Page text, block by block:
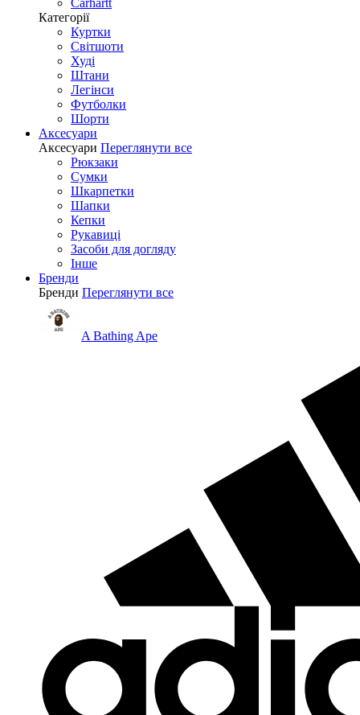
Carhartt
Категорії
Куртки
Світшоти
Худі
Штани
Легінси
Футболки
Шорти
Аксесуари
Аксесуари Переглянути все
Рюкзаки
Сумки
Шкарпетки
Шапки
Кепки
Рукавиці
Засоби для догляду
Інше
Бренди
Бренди Переглянути все
A Bathing Ape